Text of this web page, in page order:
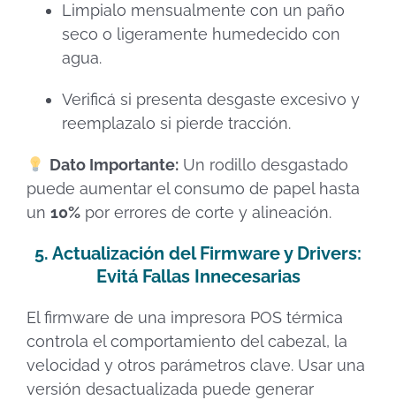
Limpialo mensualmente con un paño
seco o ligeramente humedecido con
agua.
Verificá si presenta desgaste excesivo y
reemplazalo si pierde tracción.
Dato Importante:Un rodillo desgastado
puede aumentar el consumo de papel hasta
un 10% por errores de corte y alineación.
5. Actualización del Firmware y Drivers:
Evitá Fallas Innecesarias
El firmware de una impresora POS térmica
controla el comportamiento del cabezal, la
velocidad y otros parámetros clave. Usar una
versión desactualizada puede generar